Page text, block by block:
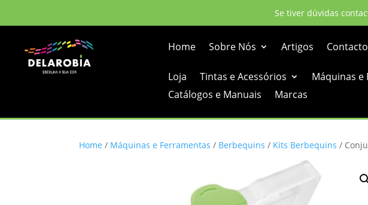
Se tiver dúvidas
Home Sobre Nós Artigos Contacto
Loja Tintas e Acessórios Máquinas e
Catálogos e Manuais
Marcas
Home / Máquinas e Ferramentas / Berbequins / Kits Berbequins /